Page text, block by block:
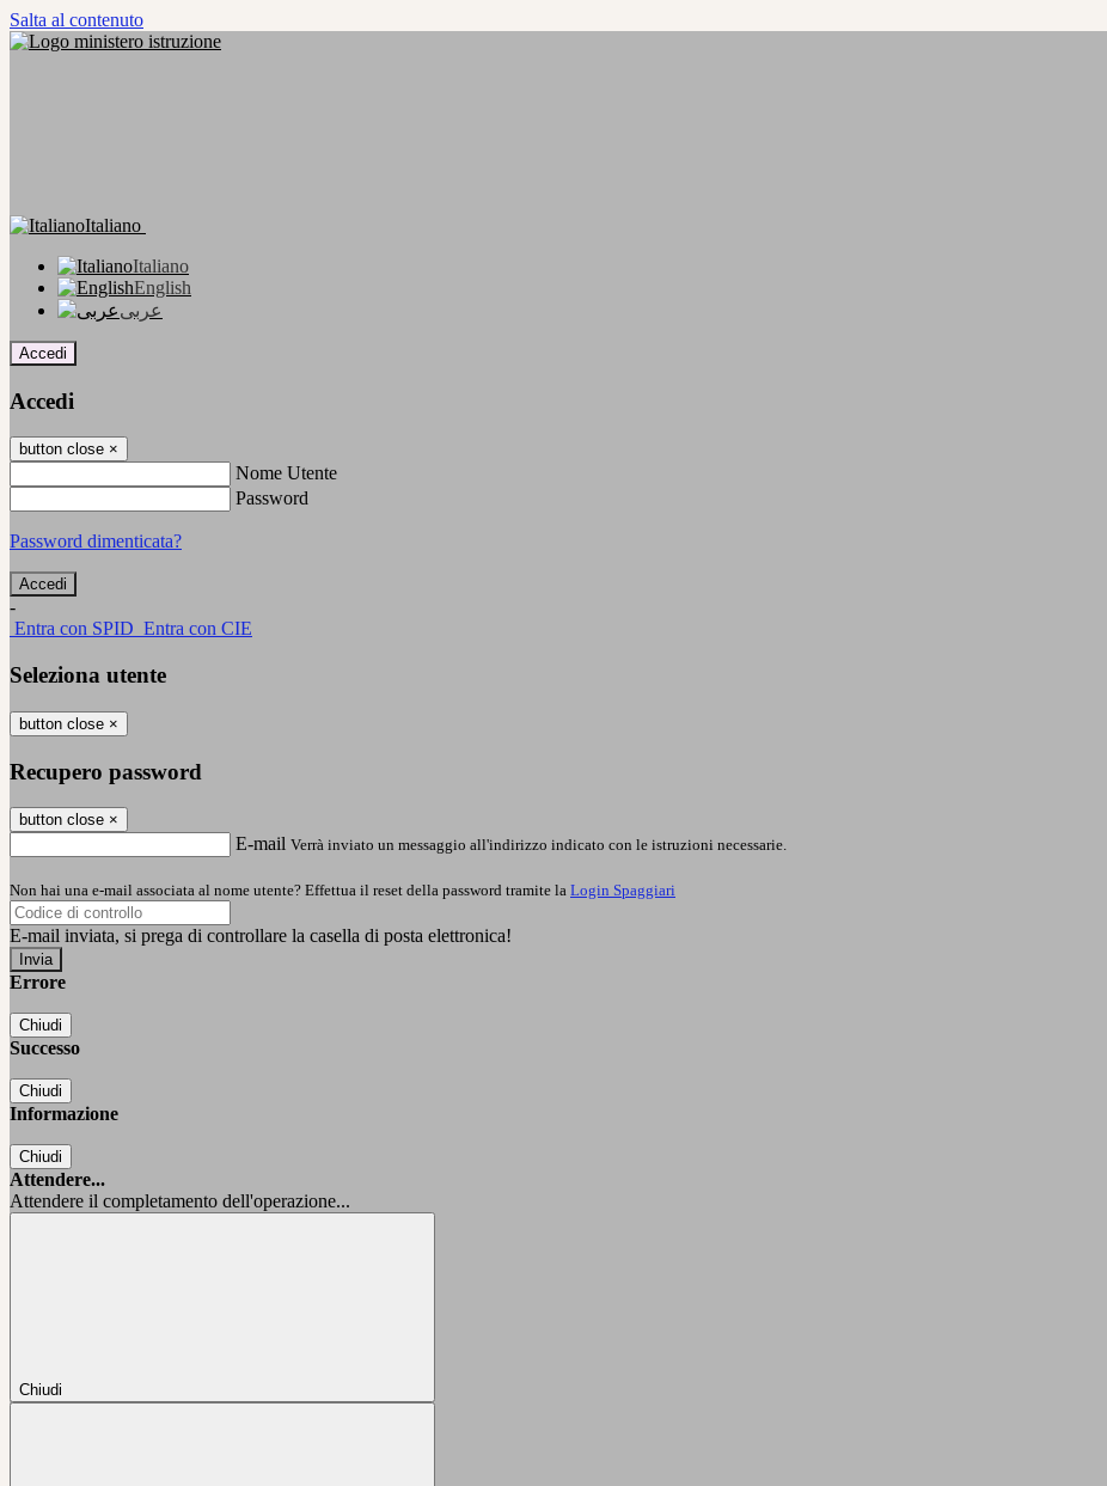
Salta al contenuto
Italiano
Italiano
English
عربى
Accedi
Accedi
button close ×
Nome Utente
Password
Password dimenticata?
-
Entra con SPID Entra con CIE
Seleziona utente
button close ×
Recupero password
button close ×
E-mail Verrà inviato un messaggio all'indirizzo indicato con le istruzioni necessarie.
Non hai una e-mail associata al nome utente? Effettua il reset della password tramite la Login Spaggiari
E-mail inviata, si prega di controllare la casella di posta elettronica!
Errore
Chiudi
Successo
Chiudi
Informazione
Chiudi
Attendere...
Attendere il completamento dell'operazione...
Chiudi